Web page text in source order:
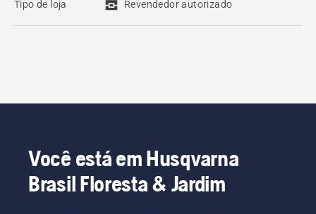
Tipo de loja Revendedor autorizado
Você está em Husqvarna
Brasil Floresta & Jardim